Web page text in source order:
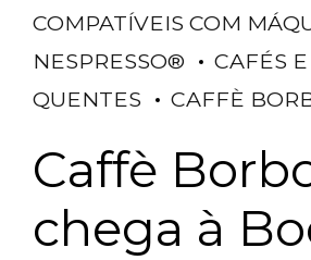
COMPATÍVEIS COM
NESPRESSO®
CAFÉS
QUENTES
CAFFÈ
Caffè
chega à